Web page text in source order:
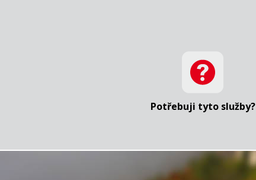
Potřebuji tyto služby?